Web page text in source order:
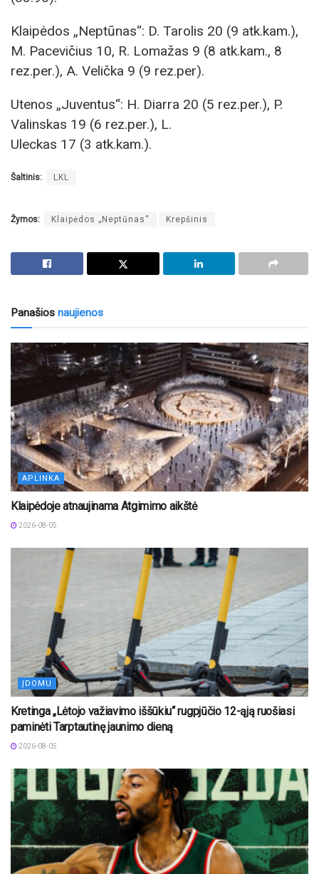
Klaipėdos „Neptūnas“: D. Tarolis 20 (9 atk.kam.),
M. Pacevičius 10, R. Lomažas 9 (8 atk.kam., 8
rez.per.), A. Velička 9 (9 rez.per).
Utenos „Juventus“: H. Diarra 20 (5 rez.per.), P.
Valinskas 19 (6 rez.per.), L.
Uleckas 17 (3 atk.kam.).
Šaltinis: LKL
Žymos: Klaipėdos „Neptūnas“ Krepšinis
Panašios naujienos
APLINKA
Klaipėdoje atnaujinama Atgimimo aikštė
2026-08-05
ĮDOMU
Kretinga „Lėtojo važiavimo iššūkiu“ rugpjūčio 12-ąją ruošiasi
paminėti Tarptautinę jaunimo dieną
2026-08-05